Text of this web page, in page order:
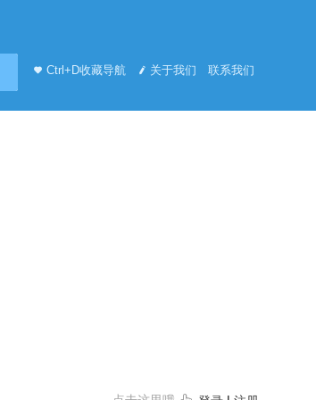
Ctrl+D收藏导航 关于我们 联系我们